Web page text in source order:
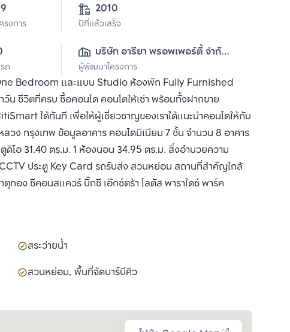
รงการ
2010
ปีที่แล้วเสร็จ
ถ
บริษัท อารียา พรอพเพอร์ตี้ จำกัด
(มหาชน)
ผู้พัฒนาโครงการ
Bedroom และแบบ Studio ห้องพัก Fully Furnished
น ชีวิตที่ครบ ซื้อคอนโด คอนโดให้เช่า พร้อมทั้งฝากขาย
ได้ทันที เพื่อให้ผู้เชี่ยวชาญของเราได้แนะนำคอนโดให้กับ
ง กรุงเทพ ข้อมูลอาคาร คอนโดมิเนียม 7 ชั้น จำนวน 8 อาคาร
โอ 31.40 ตร.ม. 1 ห้องนอน 34.95 ตร.ม. สิ่งอำนวยความ
ประตู Key Card รถรับส่ง สวนหย่อม สถานที่สำคัญใกล้
ทอง ซีคอนสแควร์ บิ๊กซี เอ๊กซ์ตร้า โลตัส พาราไดซ์ พาร์ค
สระว่ายน้ำ
สวนหย่อม, พื้นที่จัดบาร์บีคิว